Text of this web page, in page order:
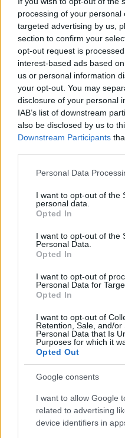
processing of your
targeted advertising by us,
section to confirm your
opt-out request is
interest-based ads based
us or personal information
your opt-out. You may
disclosure of your personal
IAB’s list of downstream
also be disclosed by us to
Downstream Participants
Please note that this
not limited to your visit or
grant or deny consent to
use your data for below
consent section.
Personal Data
I want to opt-out of the
personal data.
Opted In
I want to opt-out of the
Personal Data.
Opted In
I want to opt-out of
Personal Data for
Opted In
I want to opt-out of
Retention, Sale, and/or
Personal Data that Is
Purposes for which it
Opted Out
Google consents
I want to allow Google
related to advertising
device identifiers in
som femma. En
hela vägen in i mål.
Top 5 Damernas
Tyskland
Norge
Frankrike
Schweitz
Sverige
Kompletta resultat
MEST LÄSTA